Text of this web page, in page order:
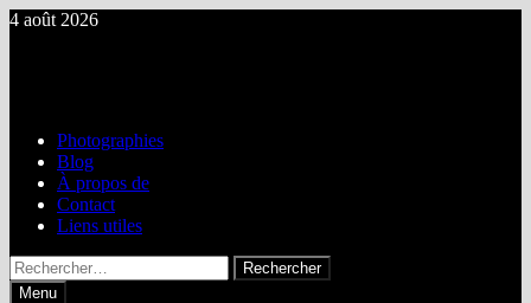
Passer
4 août 2026
Photographies
Blog
À propos de
Contact
Liens utiles
Rechercher :
Menu